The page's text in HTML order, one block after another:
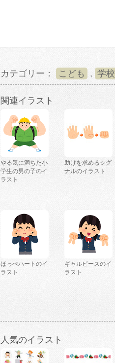
カテゴリー： こども , 学校
関連イラスト
やる気に満ちた小
学生の男の子のイ
ラスト
助けを求めるシグ
ナルのイラスト
ほっぺハートのイ
ラスト
ギャルピースのイ
ラスト
人気のイラスト